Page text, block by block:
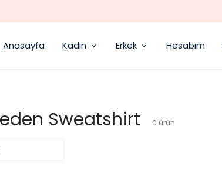
Anasayfa Kadın Erkek Hesabım
Sweatshirt 0 ürün